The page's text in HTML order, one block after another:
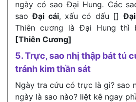
ngày có sao Đại Hung. Các
saoĐại cái, xấu có dấu []
Thiên cương là Đại Hung thì
[Thiên Cương]
5. Trực, sao nhị thập bát tú
tránh kim thần sát
Ngày tra cứu có trực là gì? sao
ngày là sao nào? liệt kê ngay